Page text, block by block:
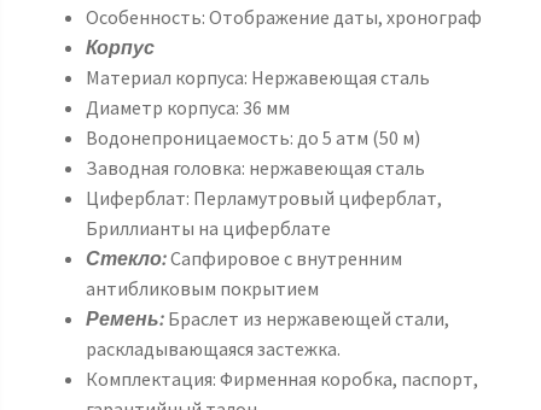
Особенность: Отображение даты, хронограф
Корпус
Материал корпуса: Нержавеющая сталь
Диаметр корпуса: 36 мм
Водонепроницаемость: до 5 атм (50 м)
Заводная головка: нержавеющая сталь
Циферблат: Перламутровый циферблат,
Бриллианты на циферблате
Стекло:Сапфировое с внутренним
антибликовым покрытием
Ремень:Браслет из нержавеющей стали,
раскладывающаяся застежка.
Комплектация: Фирменная коробка, паспорт,